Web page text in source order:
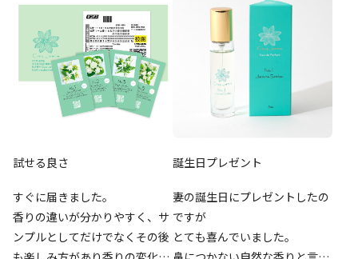
試せる良さ
すぐに届きました。
香りの違いが分かりやすく、サ
ンプルとしてだけでなくその後
誕生日プレゼント
妻の誕生日にプレゼントしたの
ですが
とても喜んでいました。